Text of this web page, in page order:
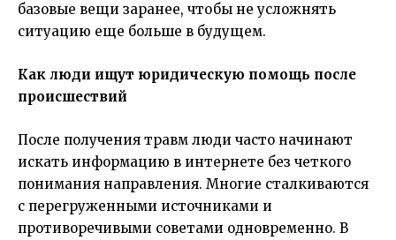
базовые вещи заранее, чтобы не усложнять
ситуацию еще больше в будущем.
Как люди ищут юридическую помощь после
происшествий
После получения травм люди часто начинают
искать информацию в интернете без четкого
понимания направления. Многие сталкиваются
с перегруженными источниками и
противоречивыми советами одновременно. В